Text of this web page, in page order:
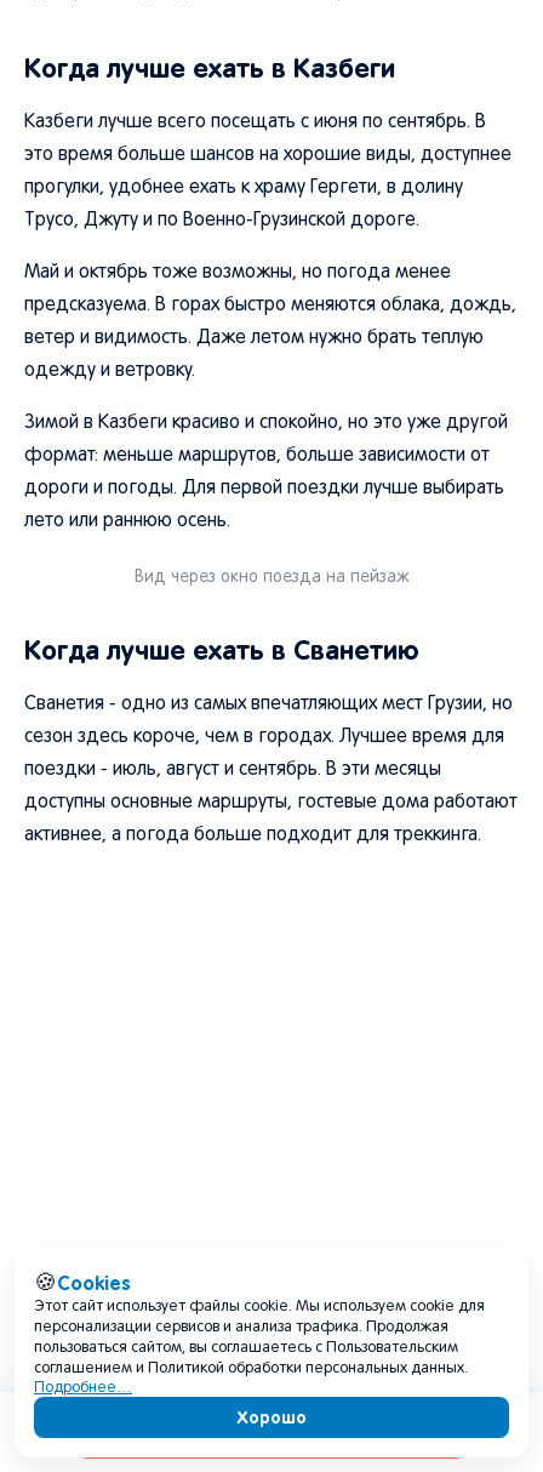
Когда лучше ехать в Казбеги
Казбеги лучше всего посещать с июня по сентябрь. В
это время больше шансов на хорошие виды, доступнее
прогулки, удобнее ехать к храму Гергети, в долину
Трусо, Джуту и по Военно-Грузинской дороге.
Май и октябрь тоже возможны, но погода менее
предсказуема. В горах быстро меняются облака, дождь,
ветер и видимость. Даже летом нужно брать теплую
одежду и ветровку.
Зимой в Казбеги красиво и спокойно, но это уже другой
формат: меньше маршрутов, больше зависимости от
дороги и погоды. Для первой поездки лучше выбирать
лето или раннюю осень.
Вид через окно поезда на пейзаж
Когда лучше ехать в Сванетию
Сванетия - одно из самых впечатляющих мест Грузии, но
сезон здесь короче, чем в городах. Лучшее время для
поездки - июль, август и сентябрь. В эти месяцы
доступны основные маршруты, гостевые дома работают
активнее, а погода больше подходит для треккинга.
Содержание
🍪Cookies
Этот сайт использует файлы cookie. Мы используем cookie для
персонализации сервисов и анализа трафика. Продолжая
пользоваться сайтом, вы соглашаетесь с Пользовательским
соглашением и Политикой обработки персональных данных.
Подробнее…
Хорошо